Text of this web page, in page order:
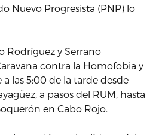
Nuevo Progresista (PNP) lo
Rodríguez y Serrano
contra la Homofobia y
a las 5:00 de la tarde desde
a pasos del RUM, hasta
en Cabo Rojo.